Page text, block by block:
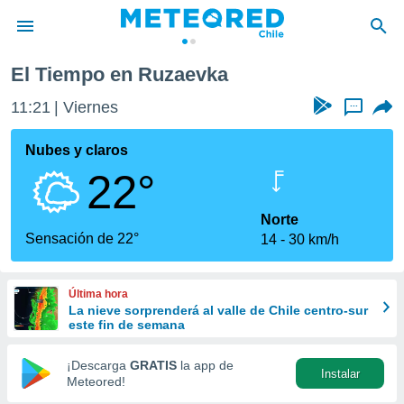
de
por
que se
calidad.
a este
las
y
forma
digital
basada
El Tiempo en Ruzaevka
11:21 Viernes ...
Nubes y claros
22°
Sensación de 22°
Norte
14
30 km/h
Última hora
La nieve sorprenderá al valle de Chile centro-sur
este fin de semana
¡Descarga GRATIS la app de
Meteored!
Instalar